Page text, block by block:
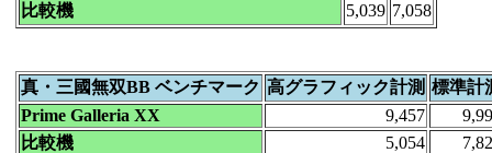
比較機
5,039 7,058
真・三國無双BB ベンチマーク 高グラフィック計測 標準計
Prime Galleria XX
9,457
比較機
5,054